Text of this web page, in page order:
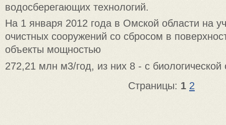
водосберегающих технологий.
На 1 января 2012 года в Омской области на
очистных сооружений со сбросом в
объекты мощностью
272,21 млн м3/год, из них 8 - с биологической
Страницы: 1 2